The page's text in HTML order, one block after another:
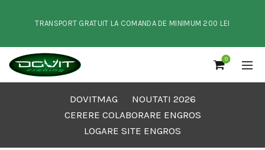
TRANSPORT GRATUIT LA COMANDA DE MINIMUM 200 LEI
0
DOVITMAG
NOUTATI 2026
CERERE COLABORARE ENGROS
LOGARE SITE ENGROS